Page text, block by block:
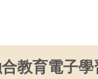
教育電子